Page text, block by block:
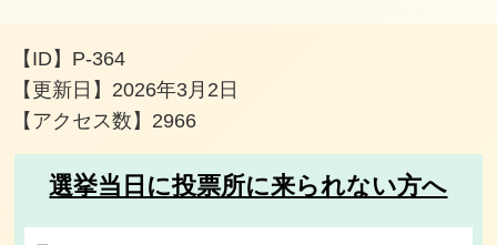
【ID】 P-364
【更新日】 2026年3月2日
【アクセス数】 2966
選挙当日に投票所に来られない方へ